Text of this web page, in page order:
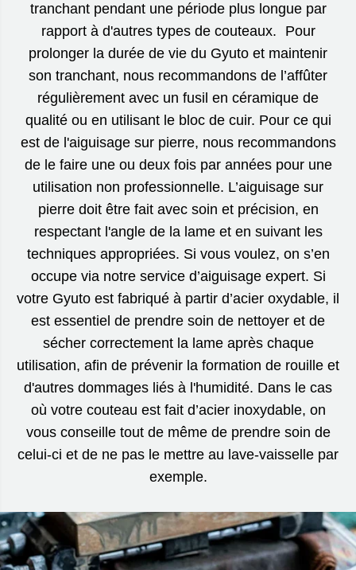
tranchant pendant une période plus longue par
rapport à d'autres types de couteaux. Pour
prolonger la durée de vie du Gyuto et maintenir
son tranchant, nous recommandons de l’affûter
régulièrement avec un fusil en céramique de
qualité ou en utilisant le bloc de cuir. Pour ce qui
est de l'aiguisage sur pierre, nous recommandons
de le faire une ou deux fois par années pour une
utilisation non professionnelle. L’aiguisage sur
pierre doit être fait avec soin et précision, en
respectant l'angle de la lame et en suivant les
techniques appropriées. Si vous voulez, on s’en
occupe via notre service d’aiguisage expert. Si
votre Gyuto est fabriqué à partir d’acier oxydable, il
est essentiel de prendre soin de nettoyer et de
sécher correctement la lame après chaque
utilisation, afin de prévenir la formation de rouille et
d'autres dommages liés à l'humidité. Dans le cas
où votre couteau est fait d’acier inoxydable, on
vous conseille tout de même de prendre soin de
celui-ci et de ne pas le mettre au lave-vaisselle par
exemple.